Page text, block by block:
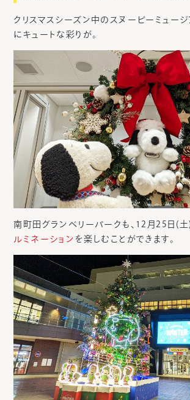
クリスマスシーズン中のスヌーピーミュージ
にキュートな彩りが。
南町田グランベリーパークも、12月25日(土
ルミネーション を楽しむことができます。